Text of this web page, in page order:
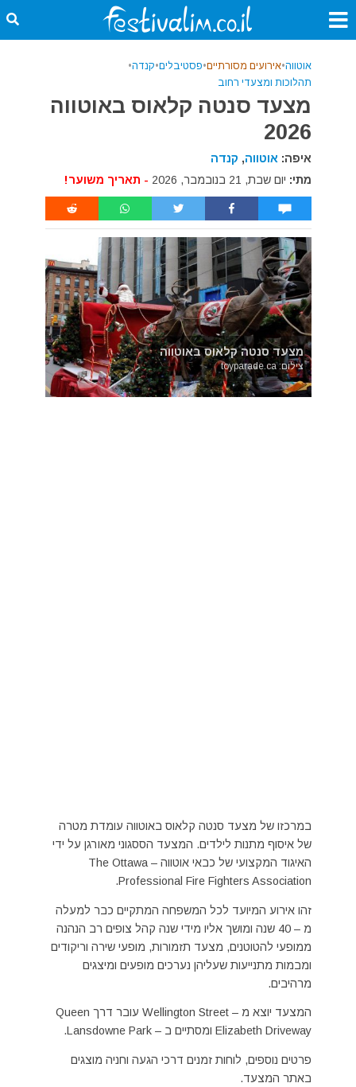
אוטווה•אירועים מסורתיים•פסטיבלים•קנדה•
תהלוכות ומצעדי רחוב
מצעד סנטה קלאוס באוטווה
2026
איפה: אוטווה, קנדה
מתי: יום שבת, 21 בנובמבר, 2026 - תאריך משוער!
מצעד סנטה קלאוס באוטווה
צילום: toyparade.ca
במרכזו של מצעד סנטה קלאוס באוטווה עומדת מטרה
של איסוף מתנות לילדים. המצעד הססגוני מאורגן על ידי
האיגוד המקצועי של כבאי אוטווה – The Ottawa
Professional Fire Fighters Association.
זהו אירוע המיועד לכל המשפחה המתקיים כבר למעלה
מ – 40 שנה ומושך אליו מידי שנה קהל צופים רב הנהנה
ממופעי להטוטנים, מצעד תזמורות, מופעי שירה וריקודים
ומבמות מתנייעות שעליהן נערכים מופעים ומיצגים
מרהיבים.
המצעד יוצא מ – Wellington Street עובר דרך Queen
Elizabeth Driveway ומסתיים ב – Lansdowne Park.
פרטים נוספים, לוחות זמנים דרכי הגעה וחניה מוצגים
באתר המצעד.